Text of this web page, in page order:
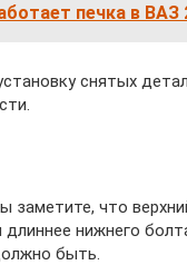
печка в ВАЗ
снятых
заметите, что
длиннее нижнего
быть.